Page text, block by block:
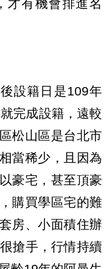
才有機會排進名
設籍日是109年
完成設籍，遠較
松山區是台北市
當稀少，且因為
豪宅，甚至頂豪
購買學區宅的難
房、小面積住辦
搶手，行情持續